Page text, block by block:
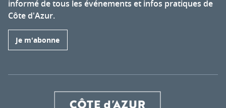
informé de tous les événements et infos pratiques de
Côte d'Azur.
Je m'abonne